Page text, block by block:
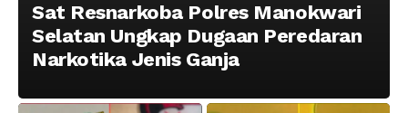
Sat Resnarkoba Polres Manokwari
Selatan Ungkap Dugaan Peredaran
Narkotika Jenis Ganja